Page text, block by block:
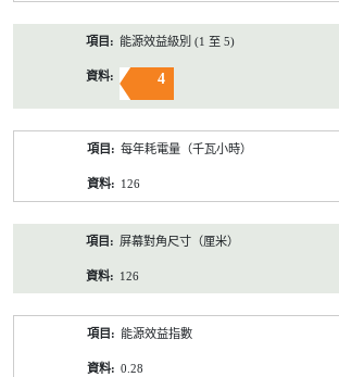
能源效益級別 (1 至 5)
4
每年耗電量（千瓦小時）
126
屏幕對角尺寸（厘米）
126
能源效益指數
0.28